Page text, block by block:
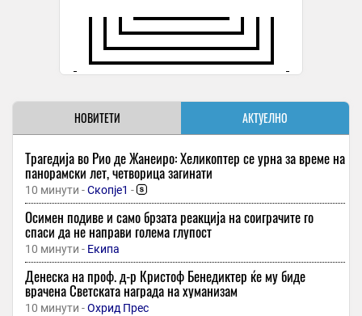
НОВИТЕТИ АКТУЕЛНО
Трагедија во Рио де Жанеиро: Хеликоптер се урна за време на
панорамски лет, четворица загинати
10 минути -Скопје1 -
Осимен подиве и само брзата реакција на соиграчите го
спаси да не направи голема глупост
10 минути - Екипа
Денеска на проф. д-р Кристоф Бенедиктер ќе му биде
врачена Светската награда на хуманизам
10 минути -Охрид Прес